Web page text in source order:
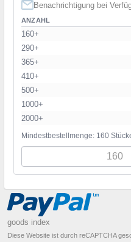
Benachrichtigung bei
ANZAHL
160+
290+
365+
410+
500+
1000+
2000+
Mindestbestellmenge: 160
goods index
Diese Website ist durch reCAPTCHA